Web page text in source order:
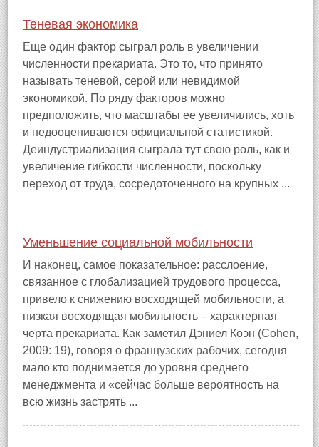
Теневая экономика
Еще один фактор сыграл роль в увеличении
численности прекариата. Это то, что принято
называть теневой, серой или невидимой
экономикой. По ряду факторов можно
предположить, что масштабы ее увеличились, хоть
и недооцениваются официальной статистикой.
Деиндустриализация сыграла тут свою роль, как и
увеличение гибкости численности, поскольку
переход от труда, сосредоточенного на крупных ...
Уменьшение социальной мобильности
И наконец, самое показательное: расслоение,
связанное с глобализацией трудового процесса,
привело к снижению восходящей мобильности, а
низкая восходящая мобильность – характерная
черта прекариата. Как заметил Дэниел Коэн (Cohen,
2009: 19), говоря о французских рабочих, сегодня
мало кто поднимается до уровня среднего
менеджмента и «сейчас больше вероятность на
всю жизнь застрять ...